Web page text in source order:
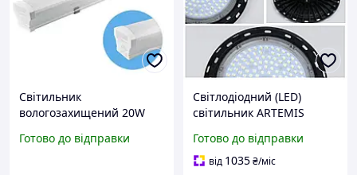
Світильник
вологозахищений 20W
PROLINE-20 56.5 см 6400K
Готово до відправки
Світлодіодний (LED)
світильник ARTEMIS
200Вт 6500K, підвісний,
для високих прольотів
Готово до відправки
від 1035₴/міс